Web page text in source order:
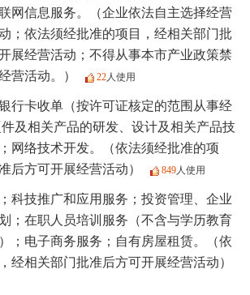
网信息服务。（企业依法自主选择经营
；依法须经批准的项目，经相关部门批
展经营活动；不得从事本市产业政策禁
营活动。）
22人使用
行卡收单（按许可证核定的范围从事经
及相关产品的研发、设计及相关产品技
网络技术开发。（依法须经批准的项
后方可开展经营活动）
849人使用
科技推广和应用服务；投资管理、企业
；在职人员培训服务（不含与学历教育
；电子商务服务；自有房屋租赁。（依
经相关部门批准后方可开展经营活动）